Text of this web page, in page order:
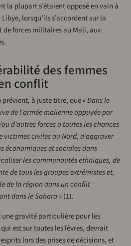
la plupart s’étaient opposé en vain à
lorsqu’ils s’accordent sur la
de forces militaires au Mali, aux
des femmes
conflit
à juste titre, que« Dans le
de l’armée malienne appuyée par
d’autres forces a toutes les chances
civiles au Nord, d’aggraver
économiques et sociales dans
les communautés ethniques, de
de tous les groupes extrémistes et,
de la région dans un conflit
dans le Sahara »(1).
une gravité particulière pour les
est sur toutes les lèvres, devrait
lors des prises de décisions, et